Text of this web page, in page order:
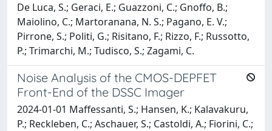
De Luca, S.; Geraci, E.; Guazzoni, C.; Gnoffo, B.;
Maiolino, C.; Martoranana, N. S.; Pagano, E. V.;
Pirrone, S.; Politi, G.; Risitano, F.; Rizzo, F.; Russotto,
P.; Trimarchi, M.; Tudisco, S.; Zagami, C.
Noise Analysis of the CMOS-DEPFET
Front-End of the DSSC Imager
2024-01-01 Maffessanti, S.; Hansen, K.; Kalavakuru,
P.; Reckleben, C.; Aschauer, S.; Castoldi, A.; Fiorini, C.;